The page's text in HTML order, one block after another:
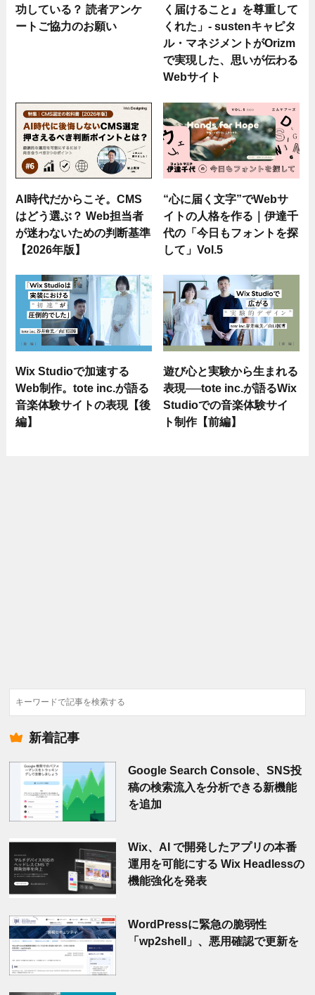
功している？ 読者アンケ
ートご協力のお願い
く届けること』を尊重して
くれた」- sustenキャピタ
ル・マネジメントがOrizm
で実現した、思いが伝わる
Webサイト
AI時代だからこそ。CMS
はどう選ぶ？ Web担当者
が迷わないための判断基準
【2026年版】
“心に届く文字”でWebサ
イトの人格を作る｜伊達千
代の「今日もフォントを探
して」Vol.5
Wix Studioで加速する
Web制作。tote inc.が語る
音楽体験サイトの表現【後
編】
遊び心と実験から生まれる
表現──tote inc.が語るWix
Studioでの音楽体験サイ
ト制作【前編】
検
索
新着記事
Google Search Console、SNS投
稿の検索流入を分析できる新機能
を追加
Wix、AI で開発したアプリの本番
運用を可能にする Wix Headlessの
機能強化を発表
WordPressに緊急の脆弱性
「wp2shell」、悪用確認で更新を